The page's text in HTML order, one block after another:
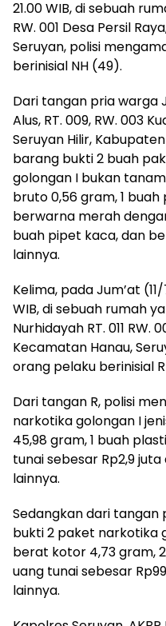
21.00 WIB, di sebuah
RW. 001 Desa Persil
Seruyan, polisi
berinisial NH (49).
Dari tangan pria warga
Alus, RT. 009, RW. 003
Seruyan Hilir,
barang bukti 2 buah
golongan I bukan
bruto 0,56 gram, 1
berwarna merah
buah pipet kaca, dan
lainnya.
Kelima, pada Jum’at
WIB, di sebuah rumah
Nurhidayah RT. 011 RW.
Kecamatan Hanau,
orang pelaku berinisial
Dari tangan R, polisi
narkotika golongan I
45,98 gram, 1 buah
tunai sebesar Rp2,9
lainnya.
Sedangkan dari tangan
bukti 2 paket narkotika
berat kotor 4,73 gram,
uang tunai sebesar
lainnya.